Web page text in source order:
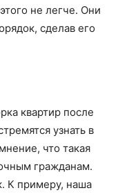
не легче. Они
сделав его
квартир после
узнать в
что такая
гражданам.
К примеру, наша